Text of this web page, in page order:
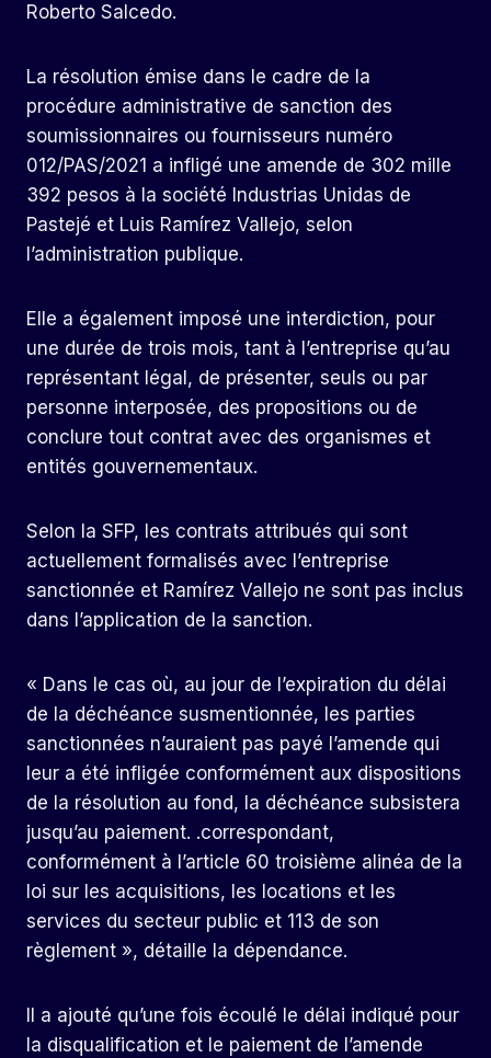
Roberto Salcedo.
La résolution émise dans le cadre de la
procédure administrative de sanction des
soumissionnaires ou fournisseurs numéro
012/PAS/2021 a infligé une amende de 302 mille
392 pesos à la société Industrias Unidas de
Pastejé et Luis Ramírez Vallejo, selon
l’administration publique.
Elle a également imposé une interdiction, pour
une durée de trois mois, tant à l’entreprise qu’au
représentant légal, de présenter, seuls ou par
personne interposée, des propositions ou de
conclure tout contrat avec des organismes et
entités gouvernementaux.
Selon la SFP, les contrats attribués qui sont
actuellement formalisés avec l’entreprise
sanctionnée et Ramírez Vallejo ne sont pas inclus
dans l’application de la sanction.
« Dans le cas où, au jour de l’expiration du délai
de la déchéance susmentionnée, les parties
sanctionnées n’auraient pas payé l’amende qui
leur a été infligée conformément aux dispositions
de la résolution au fond, la déchéance subsistera
jusqu’au paiement. .correspondant,
conformément à l’article 60 troisième alinéa de la
loi sur les acquisitions, les locations et les
services du secteur public et 113 de son
règlement », détaille la dépendance.
Il a ajouté qu’une fois écoulé le délai indiqué pour
la disqualification et le paiement de l’amende